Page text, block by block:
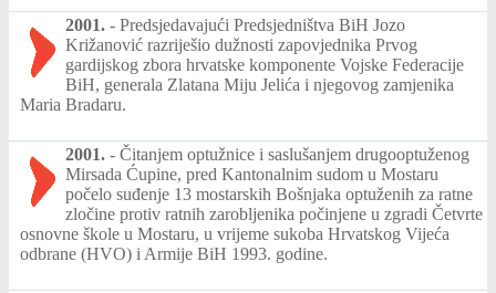
2001. - Predsjedavajući Predsjedništva BiH Jozo
Križanović razriješio dužnosti zapovjednika Prvog
gardijskog zbora hrvatske komponente Vojske Federacije
BiH, generala Zlatana Miju Jelića i njegovog zamjenika
Maria Bradaru.
2001. - Čitanjem optužnice i saslušanjem drugooptuženog
Mirsada Ćupine, pred Kantonalnim sudom u Mostaru
počelo suđenje 13 mostarskih Bošnjaka optuženih za ratne
zločine protiv ratnih zarobljenika počinjene u zgradi Četvrte
osnovne škole u Mostaru, u vrijeme sukoba Hrvatskog Vijeća
odbrane (HVO) i Armije BiH 1993. godine.